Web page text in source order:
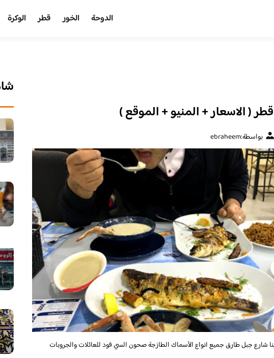
الدوحة الخور قطر الوكرة
( الاسعار + المنيو + الموقع )
بواسطة:ebraheem
شارع جبل طارق جميع انواع الأسماك الطازجة صحون السي فود للعائلات والجروبات